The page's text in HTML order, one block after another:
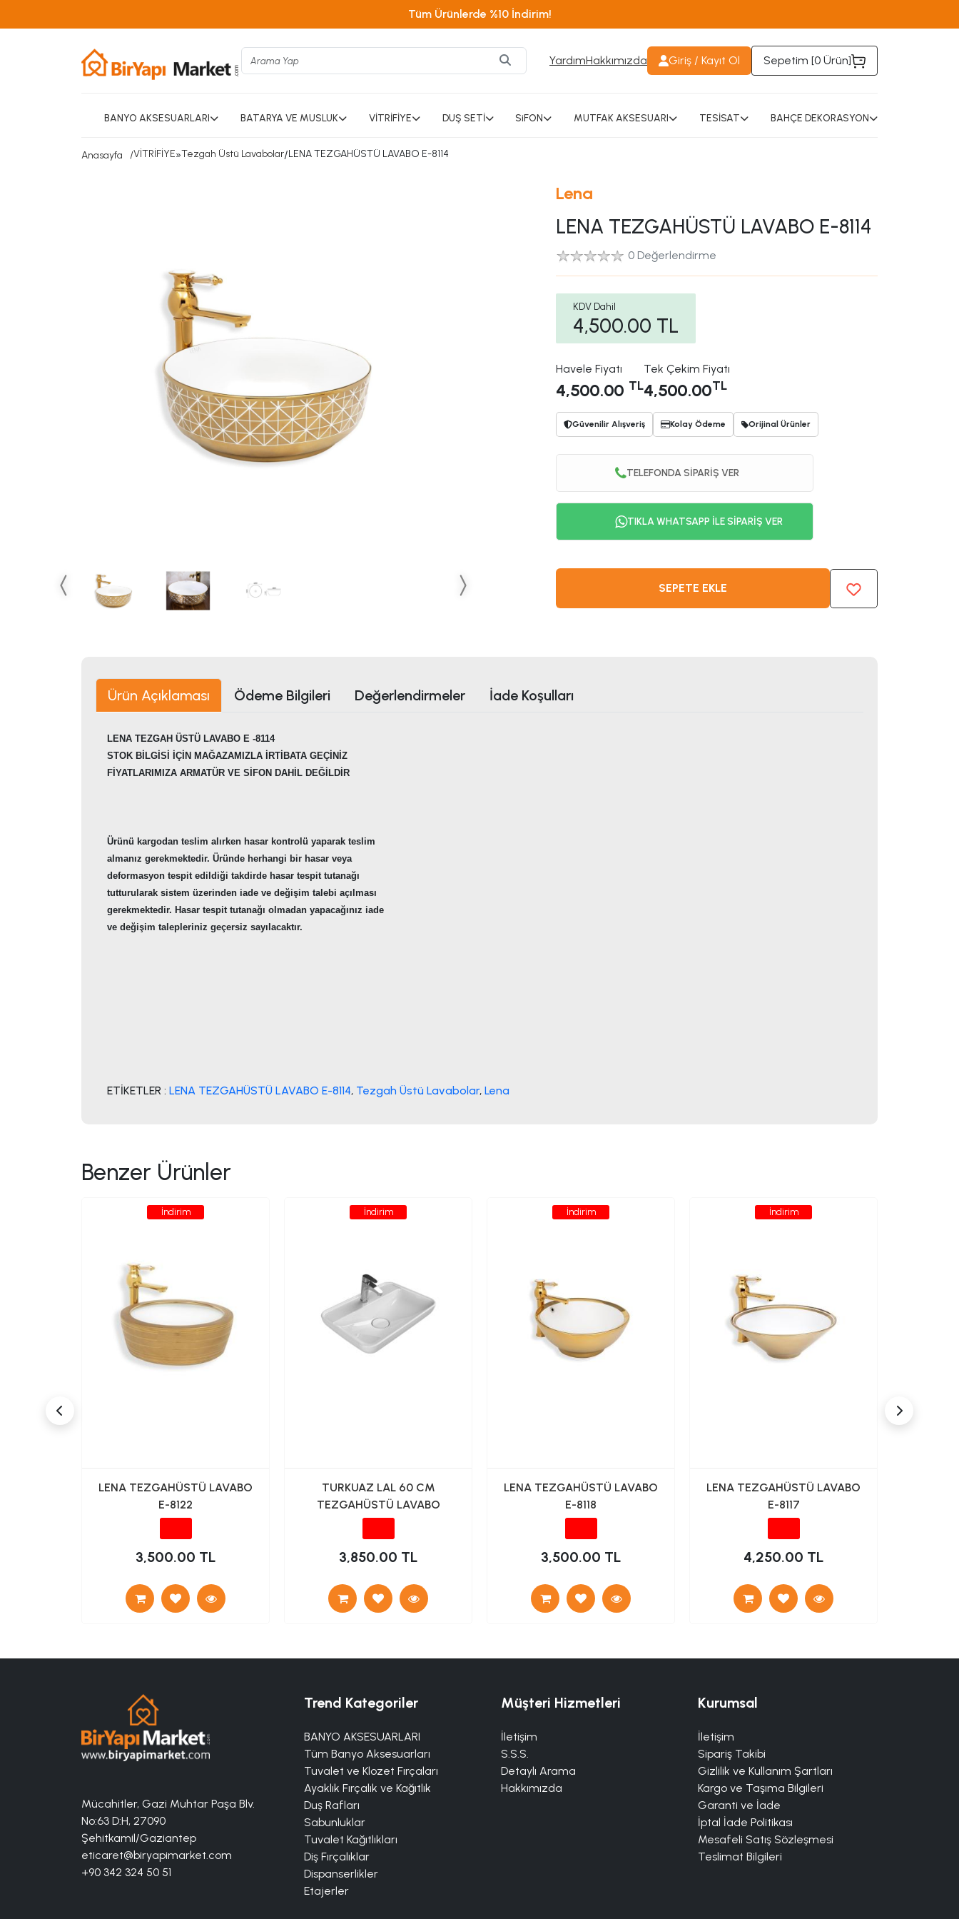
Tüm Ürünlerde %10 İndirim!
YardımHakkımızda Giriş / Kayıt Ol Sepetim [0 Ürün]
BANYO AKSESUARLARI BATARYA VE MUSLUK VİTRİFİYE DUŞ SETİ SiFON MUTFAK AKSESUARI TESİSAT BAHÇE DEKORASYON
Anasayfa VİTRİFİYE»Tezgah Üstü Lavabolar/LENA TEZGAHÜSTÜ LAVABO E-8114
Lena
LENA TEZGAHÜSTÜ LAVABO E-8114
0 Değerlendirme
KDV Dahil
4,500.00 TL
Havele Fiyatı
4,500.00 TL
Tek Çekim Fiyatı
4,500.00TL
Güvenilir Alışveriş Kolay Ödeme Orijinal Ürünler
TELEFONDA SİPARİŞ VER
TIKLA WHATSAPP İLE SİPARİŞ VER
SEPETE EKLE
Ürün Açıklaması Ödeme Bilgileri Değerlendirmeler İade Koşulları
LENA TEZGAH ÜSTÜ LAVABO E -8114
STOK BİLGİSİ İÇİN MAĞAZAMIZLA İRTİBATA GEÇİNİZ
FİYATLARIMIZA ARMATÜR VE SİFON DAHİL DEĞİLDİR
Ürünü kargodan teslim alırken hasar kontrolü yaparak teslim
almanız gerekmektedir. Üründe herhangi bir hasar veya
deformasyon tespit edildiği takdirde hasar tespit tutanağı
tutturularak sistem üzerinden iade ve değişim talebi açılması
gerekmektedir. Hasar tespit tutanağı olmadan yapacağınız iade
ve değişim talepleriniz geçersiz sayılacaktır.
ETİKETLER : LENA TEZGAHÜSTÜ LAVABO E-8114, Tezgah Üstü Lavabolar, Lena
Benzer Ürünler
İndirim
LENA TEZGAHÜSTÜ LAVABO
E-8122
3,500.00 TL
İndirim
TURKUAZ LAL 60 CM
TEZGAHÜSTÜ LAVABO
3,850.00 TL
İndirim
LENA TEZGAHÜSTÜ LAVABO
E-8118
3,500.00 TL
İndirim
LENA TEZGAHÜSTÜ LAVABO
E-8117
4,250.00 TL
Mücahitler, Gazi Muhtar Paşa Blv.
No:63 D:H, 27090
Şehitkamil/Gaziantep
eticaret@biryapimarket.com
+90 342 324 50 51
Trend Kategoriler
BANYO AKSESUARLARI
Tüm Banyo Aksesuarları
Tuvalet ve Klozet Fırçaları
Ayaklık Fırçalık ve Kağıtlık
Duş Rafları
Sabunluklar
Tuvalet Kağıtlıkları
Diş Fırçalıklar
Dispanserlikler
Etajerler
Kurumsal
İletişim
Sipariş Takibi
Gizlilik ve Kullanım Şartları
Kargo ve Taşıma Bilgileri
Garanti ve İade
İptal İade Politikası
Mesafeli Satış Sözleşmesi
Teslimat Bilgileri
Müşteri Hizmetleri
İletişim
S.S.S.
Detaylı Arama
Hakkımızda